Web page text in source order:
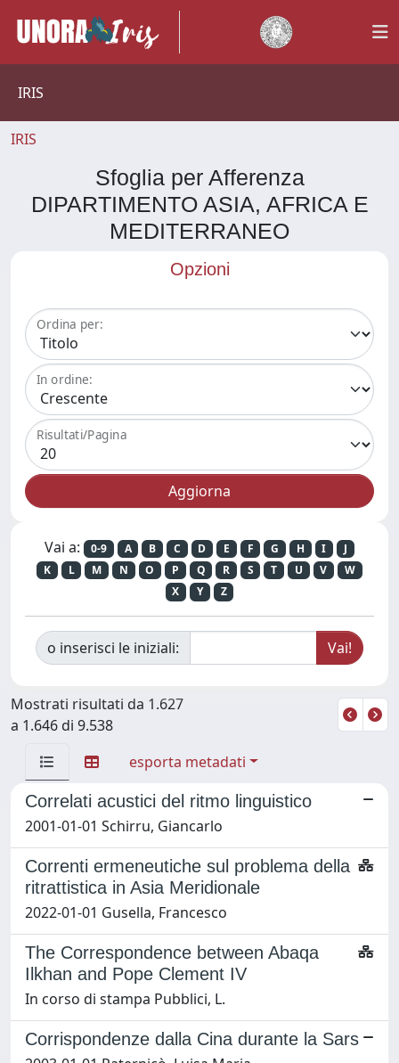
IRIS
IRIS
Sfoglia per Afferenza
DIPARTIMENTO ASIA, AFRICA E
MEDITERRANEO
Opzioni
Ordina per:
In ordine:
Risultati/Pagina
Vai a: 0-9 A B C D E F G H I
J
K
L M N O P Q R S T U V
W
X
Y Z
o inserisci le iniziali:
Mostrati risultati da 1.627
a 1.646 di 9.538
esporta metadati
Correlati acustici del ritmo linguistico
2001-01-01 Schirru, Giancarlo
Correnti ermeneutiche sul problema della
ritrattistica in Asia Meridionale
2022-01-01 Gusella, Francesco
The Correspondence between Abaqa
Ilkhan and Pope Clement IV
In corso di stampa Pubblici, L.
Corrispondenze dalla Cina durante la Sars